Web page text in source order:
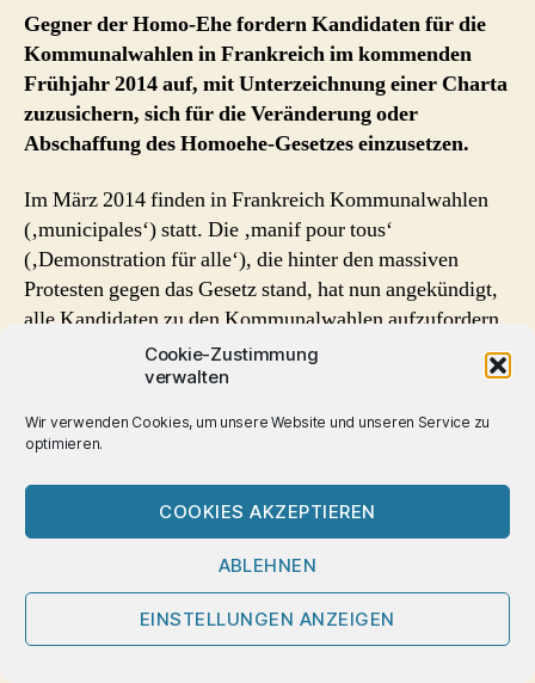
Cookie-Zustimmung
verwalten
Wir verwenden Cookies, um unsere Website und unseren Service zu
optimieren.
COOKIES AKZEPTIEREN
ABLEHNEN
EINSTELLUNGEN ANZEIGEN
der
wollen
in
Kommunalwahl
2014
(akt.3)
Gegner der Homo-Ehe fordern Kandidaten für die
Kommunalwahlen in Frankreich im kommenden
Frühjahr 2014 auf, mit Unterzeichnung einer Charta
zuzusichern, sich für die Veränderung oder
Abschaffung des Homoehe-Gesetzes einzusetzen.
Im März 2014 finden in Frankreich Kommunalwahlen
(‚municipales‘) statt. Die ‚manif pour tous‘
(‚Demonstration für alle‘), die hinter den massiven
Protesten gegen das Gesetz stand, hat nun angekündigt,
alle Kandidaten zu den Kommunalwahlen aufzufordern,
eine Charta zu unterzeichnen.
im Falle ihrer Wahl das Homoehe – Gesetz zu verändern
gerechte Politik auf kommunaler Ebene zu unterstützen,
die die Rolle der Eltern respektiere. Einige
Bürgermeister sollen, so die Initiatoren, die Charta
Erst jüngst hatten zahlreiche Bürgermeister das Recht